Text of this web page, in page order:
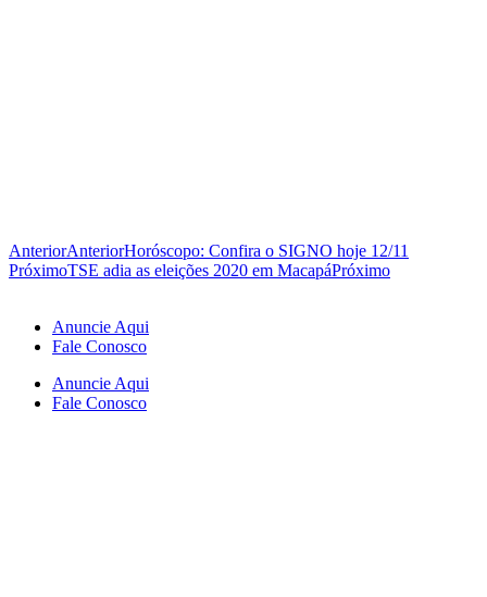
AnteriorAnteriorHoróscopo: Confira o SIGNO hoje 12/11
PróximoTSE adia as eleições 2020 em MacapáPróximo
Anuncie Aqui
Fale Conosco
Anuncie Aqui
Fale Conosco